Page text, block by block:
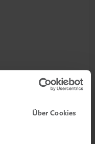
Über Cookies